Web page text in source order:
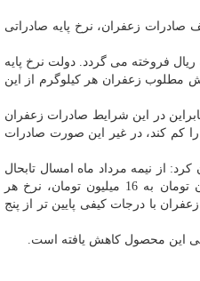
زعفران، نرخ پایه صادراتی
فروخته می گردد. دولت نرخ پایه
در صورت فروش مطلوب زعفران هر كیلوگرم از این
در نظر می گیرد بنابراین در این شرایط صادرات زعفران
كم كند، در غیر این صورت صادرات
زعفران ایران ذكر و بیان كرد: از نیمه مرداد ماه امسال تابحال
قیمت زعفران دو برابر افزایش یافته بطوری كه نرخ هر كیلوگرم محصول درجه یك آن از هشت میلیون تومان به 16 میلیون تومان، نرخ هر
تومان و قیمت هر كیلوگرم زعفران با درجات كیفی پایین تر از پنج
این محصول كاهش یافته است.